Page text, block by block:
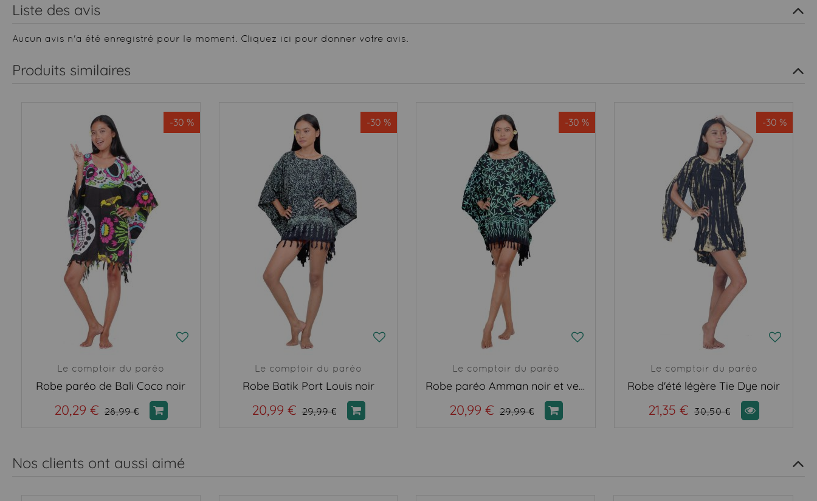
Liste des avis
Aucun avis n'a été enregistré pour le moment. Cliquez ici pour donner votre avis.
Produits similaires
-30 %
Le comptoir du paréo
Robe paréo de Bali Coco noir
20,29 € 28,99 €
-30 %
Le comptoir du paréo
Robe Batik Port Louis noir
20,99 € 29,99 €
-30 %
Le comptoir du paréo
Robe paréo Amman noir et vert
20,99 € 29,99 €
-30 %
Le comptoir du paréo
Robe d'été légère Tie Dye noir
21,35 € 30,50 €
Nos clients ont aussi aimé